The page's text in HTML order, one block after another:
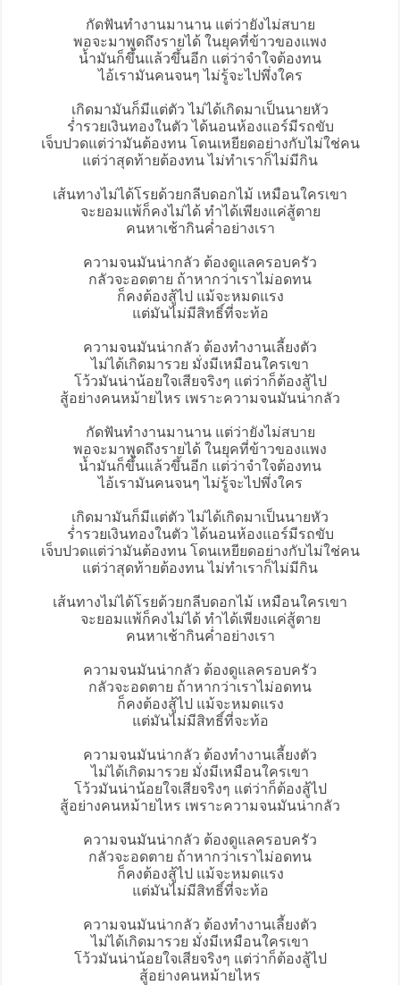
กัดฟันทำงานมานาน แต่ว่ายังไม่สบาย
พอจะมาพูดถึงรายได้ ในยุคที่ข้าวของแพง
น้ำมันก็ขึ้นแล้วขึ้นอีก แต่ว่าจำใจต้องทน
ไอ้เรามันคนจนๆ ไม่รู้จะไปพึ่งใคร
เกิดมามันก็มีแต่ตัว ไม่ได้เกิดมาเป็นนายหัว
ร่ำรวยเงินทองในตัว ได้นอนห้องแอร์มีรถขับ
เจ็บปวดแต่ว่ามันต้องทน โดนเหยียดอย่างกับไม่ใช่คน
แต่ว่าสุดท้ายต้องทน ไม่ทำเราก็ไม่มีกิน
เส้นทางไม่ได้โรยด้วยกลีบดอกไม้ เหมือนใครเขา
จะยอมแพ้ก็คงไม่ได้ ทำได้เพียงแค่สู้ตาย
คนหาเช้ากินค่ำอย่างเรา
ความจนมันน่ากลัว ต้องดูแลครอบครัว
กลัวจะอดตาย ถ้าหากว่าเราไม่อดทน
ก็คงต้องสู้ไป แม้จะหมดแรง
แต่มันไม่มีสิทธิ์ที่จะท้อ
ความจนมันน่ากลัว ต้องทำงานเลี้ยงตัว
ไม่ได้เกิดมารวย มั่งมีเหมือนใครเขา
โว้วมันน่าน้อยใจเสียจริงๆ แต่ว่าก็ต้องสู้ไป
สู้อย่างคนหม้ายไหร เพราะความจนมันน่ากลัว
กัดฟันทำงานมานาน แต่ว่ายังไม่สบาย
พอจะมาพูดถึงรายได้ ในยุคที่ข้าวของแพง
น้ำมันก็ขึ้นแล้วขึ้นอีก แต่ว่าจำใจต้องทน
ไอ้เรามันคนจนๆ ไม่รู้จะไปพึ่งใคร
เกิดมามันก็มีแต่ตัว ไม่ได้เกิดมาเป็นนายหัว
ร่ำรวยเงินทองในตัว ได้นอนห้องแอร์มีรถขับ
เจ็บปวดแต่ว่ามันต้องทน โดนเหยียดอย่างกับไม่ใช่คน
แต่ว่าสุดท้ายต้องทน ไม่ทำเราก็ไม่มีกิน
เส้นทางไม่ได้โรยด้วยกลีบดอกไม้ เหมือนใครเขา
จะยอมแพ้ก็คงไม่ได้ ทำได้เพียงแค่สู้ตาย
คนหาเช้ากินค่ำอย่างเรา
ความจนมันน่ากลัว ต้องดูแลครอบครัว
กลัวจะอดตาย ถ้าหากว่าเราไม่อดทน
ก็คงต้องสู้ไป แม้จะหมดแรง
แต่มันไม่มีสิทธิ์ที่จะท้อ
ความจนมันน่ากลัว ต้องทำงานเลี้ยงตัว
ไม่ได้เกิดมารวย มั่งมีเหมือนใครเขา
โว้วมันน่าน้อยใจเสียจริงๆ แต่ว่าก็ต้องสู้ไป
สู้อย่างคนหม้ายไหร เพราะความจนมันน่ากลัว
ความจนมันน่ากลัว ต้องดูแลครอบครัว
กลัวจะอดตาย ถ้าหากว่าเราไม่อดทน
ก็คงต้องสู้ไป แม้จะหมดแรง
แต่มันไม่มีสิทธิ์ที่จะท้อ
ความจนมันน่ากลัว ต้องทำงานเลี้ยงตัว
ไม่ได้เกิดมารวย มั่งมีเหมือนใครเขา
โว้วมันน่าน้อยใจเสียจริงๆ แต่ว่าก็ต้องสู้ไป
สู้อย่างคนหม้ายไหร